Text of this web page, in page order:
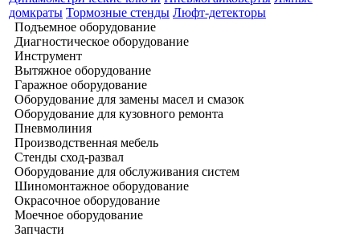
домкраты Тормозные стенды Люфт-детекторы
Подъемное оборудование
Диагностическое оборудование
Инструмент
Вытяжное оборудование
Гаражное оборудование
Оборудование для замены масел и смазок
Оборудование для кузовного ремонта
Пневмолиния
Производственная мебель
Стенды сход-развал
Оборудование для обслуживания систем
Шиномонтажное оборудование
Окрасочное оборудование
Моечное оборудование
Запчасти